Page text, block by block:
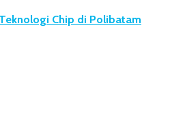
Chip di Polibatam